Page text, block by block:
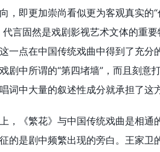
，即更加崇尚看似更为客观真实的
言固然是戏剧影视艺术文体的重
一点在中国传统戏曲中得到了充分
剧中所谓的“第四堵墙”，而且刻意
词中大量的叙述性成分就承担了这
，《繁花》与中国传统戏曲是相通
的是剧中频繁出现的旁白。王家卫